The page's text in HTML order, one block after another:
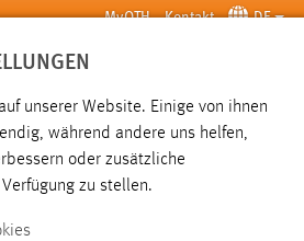
MyOTH Kontakt DE
SUCHE
BEWERBEN
unserer Website. Einige von ihnen
während andere uns helfen,
oder zusätzliche
zu stellen.